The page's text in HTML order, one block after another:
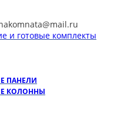
ПАНЕЛИ
КОЛОННЫ